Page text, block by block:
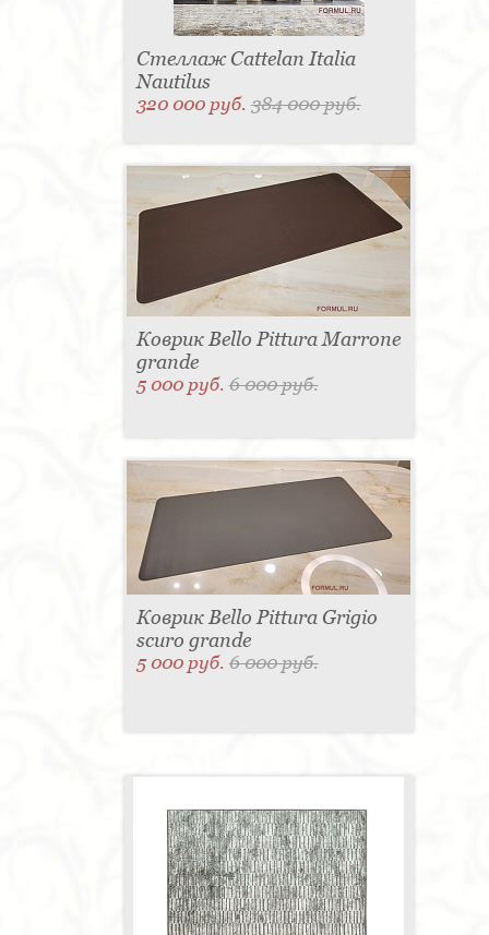
Стеллаж Cattelan Italia
Nautilus
320 000 руб.384 000 руб.
Коврик Bello Pittura Marrone
grande
5 000 руб.6 000 руб.
Коврик Bello Pittura Grigio
scuro grande
5 000 руб.6 000 руб.